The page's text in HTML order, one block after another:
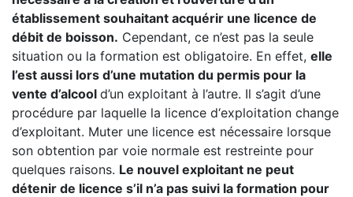
établissement souhaitant acquérir une licence de
débit de boisson. Cependant, ce n’est pas la seule
situation ou la formation est obligatoire. En effet, elle
l’est aussi lors d’une mutation du permis pour la
vente d’alcool d’un exploitant à l’autre. Il s’agit d’une
procédure par laquelle la licence d‘exploitation change
d’exploitant. Muter une licence est nécessaire lorsque
son obtention par voie normale est restreinte pour
quelques raisons. Le nouvel exploitant ne peut
détenir de licence s’il n’a pas suivi la formation pour